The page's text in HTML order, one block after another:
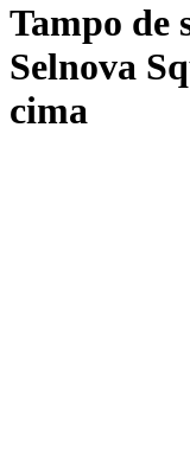
Tampo de
Selnova
cima